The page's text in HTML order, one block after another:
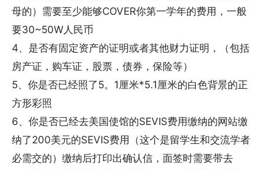
母的）需要至少能够COVER你第一学年的费用，一般
要30~50W人民币
4、是否有固定资产的证明或者其他财力证明，（包括
房产证，购车证，股票，债券，保险等）
5、你是否已经照了5。1厘米*5.1厘米的白色背景的正
方形彩照
6、你是否已经去美国使馆的SEVIS费用缴纳的网站缴
纳了200美元的SEVIS费用（这个是留学生和交流学者
必需交的）缴纳后打印出确认信，面签时需要带去